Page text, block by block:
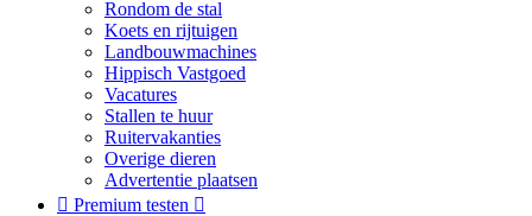
Rondom de stal
Koets en rijtuigen
Landbouwmachines
Hippisch Vastgoed
Vacatures
Stallen te huur
Ruitervakanties
Overige dieren
Advertentie plaatsen
 Premium testen 